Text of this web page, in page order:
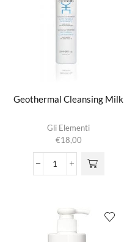
Geothermal Cleansing Milk
Gli Elementi
€18,00
Geothermal